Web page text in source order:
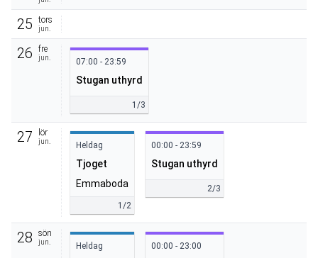
25 tors
jun.
26 fre
jun. 07:00 - 23:59
Stugan uthyrd
1/3
27 lör
jun. Heldag
Tjoget
Emmaboda
1/2
00:00 - 23:59
Stugan uthyrd
2/3
28 sön
jun. Heldag 00:00 - 23:00